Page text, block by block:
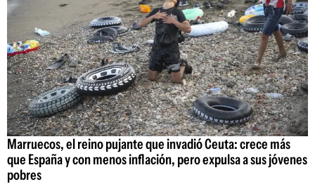
Marruecos, el reino pujante que invadió Ceuta: crece más
que España y con menos inflación, pero expulsa a sus jóvenes
pobres